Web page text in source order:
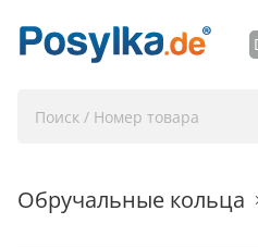
Обручальные кольца